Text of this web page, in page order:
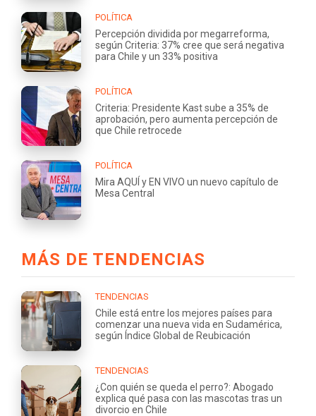
POLÍTICA
Percepción dividida por megarreforma,
según Criteria: 37% cree que será negativa
para Chile y un 33% positiva
POLÍTICA
Criteria: Presidente Kast sube a 35% de
aprobación, pero aumenta percepción de
que Chile retrocede
POLÍTICA
Mira AQUÍ y EN VIVO un nuevo capítulo de
Mesa Central
MÁS DE TENDENCIAS
TENDENCIAS
Chile está entre los mejores países para
comenzar una nueva vida en Sudamérica,
según Índice Global de Reubicación
TENDENCIAS
¿Con quién se queda el perro?: Abogado
explica qué pasa con las mascotas tras un
divorcio en Chile